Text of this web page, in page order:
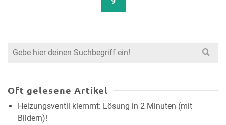
Search
Oft gelesene Artikel
Heizungsventil klemmt: Lösung in 2 Minuten (mit
Bildern)!